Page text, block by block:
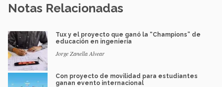
Notas Relacionadas
Tux y el proyecto que ganó la “Champions” de
educación en ingeniería
Jorge Zanella Alvear
Con proyecto de movilidad para estudiantes
ganan evento internacional